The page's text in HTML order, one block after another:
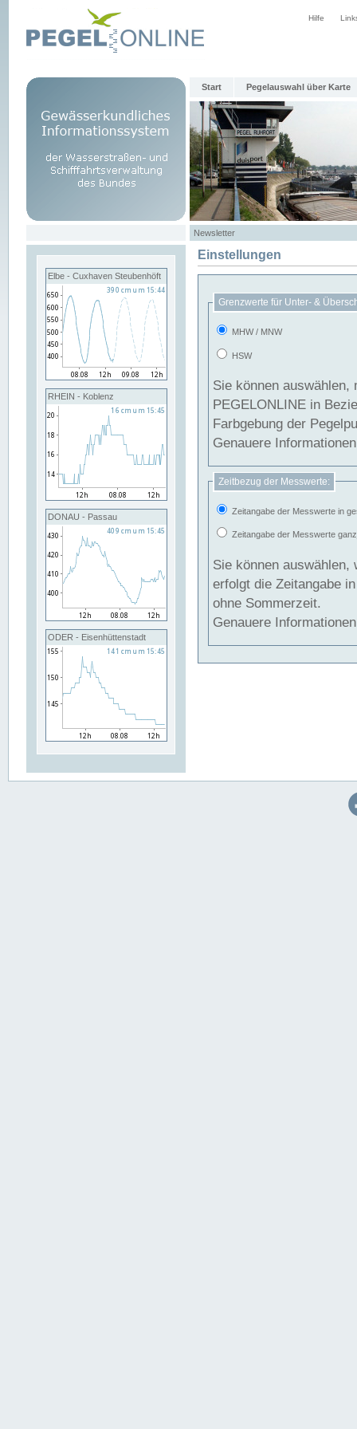
Hilfe
Start Pegelauswahl über Karte
Newsletter
Elbe - Cuxhaven Steubenhöft
RHEIN - Koblenz
DONAU - Passau
ODER - Eisenhüttenstadt
Einstellungen
Grenzwerte für Unter- &
MHW / MNW
HSW
Sie können
PEGELONLINE in Beziehung
Farbgebung der
Genauere
Zeitbezug der Messwerte:
Zeitangabe der Messwerte in
Zeitangabe der Messwerte
Sie können auswählen,
erfolgt die Zeitangabe
ohne Sommerzeit.
Genauere